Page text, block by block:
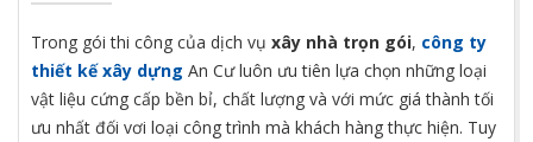
Trong gói thi công của dịch vụ xây nhà trọn gói, công ty
thiết kế xây dựng An Cư luôn ưu tiên lựa chọn những loại
vật liệu cứng cấp bền bỉ, chất lượng và với mức giá thành tối
ưu nhất đối vơi loại công trình mà khách hàng thực hiện. Tuy